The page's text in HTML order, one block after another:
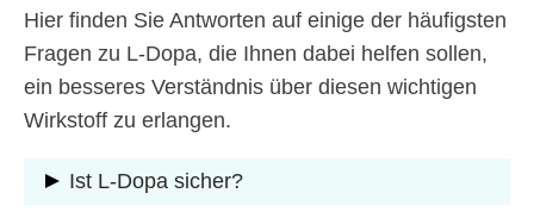
Hier finden Sie Antworten auf einige der häufigsten
Fragen zu L-Dopa, die Ihnen dabei helfen sollen,
ein besseres Verständnis über diesen wichtigen
Wirkstoff zu erlangen.
Ist L-Dopa sicher?